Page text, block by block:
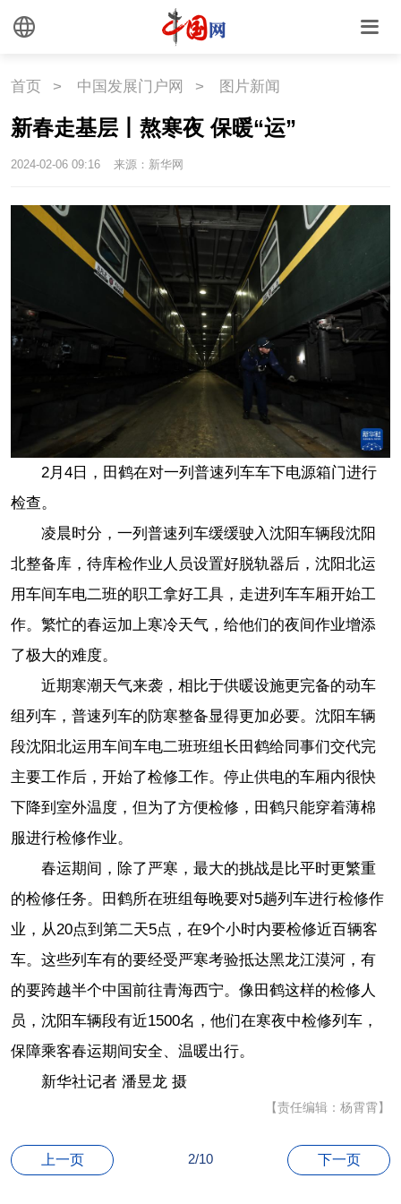
首页 > 中国发展门户网 > 图片新闻
新春走基层丨熬寒夜 保暖“运”
2024-02-06 09:16 来源：新华网
2月4日，田鹤在对一列普速列车车下电源箱门进行
检查。
凌晨时分，一列普速列车缓缓驶入沈阳车辆段沈阳
北整备库，待库检作业人员设置好脱轨器后，沈阳北运
用车间车电二班的职工拿好工具，走进列车车厢开始工
作。繁忙的春运加上寒冷天气，给他们的夜间作业增添
了极大的难度。
近期寒潮天气来袭，相比于供暖设施更完备的动车
组列车，普速列车的防寒整备显得更加必要。沈阳车辆
段沈阳北运用车间车电二班班组长田鹤给同事们交代完
主要工作后，开始了检修工作。停止供电的车厢内很快
下降到室外温度，但为了方便检修，田鹤只能穿着薄棉
服进行检修作业。
春运期间，除了严寒，最大的挑战是比平时更繁重
的检修任务。田鹤所在班组每晚要对5趟列车进行检修作
业，从20点到第二天5点，在9个小时内要检修近百辆客
车。这些列车有的要经受严寒考验抵达黑龙江漠河，有
的要跨越半个中国前往青海西宁。像田鹤这样的检修人
员，沈阳车辆段有近1500名，他们在寒夜中检修列车，
保障乘客春运期间安全、温暖出行。
新华社记者 潘昱龙 摄
【责任编辑：杨霄霄】
上一页 2/10 下一页